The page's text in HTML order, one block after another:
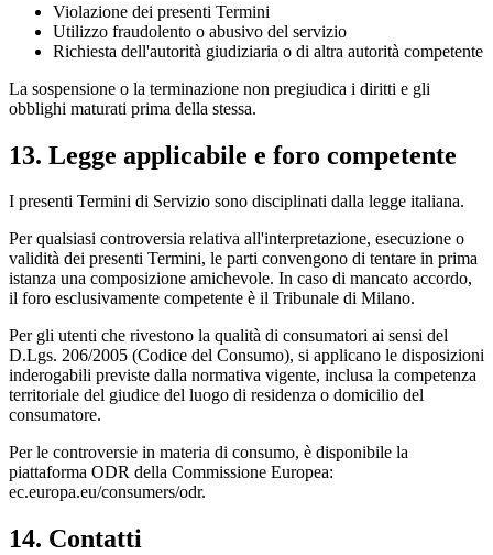
Violazione dei presenti Termini
Utilizzo fraudolento o abusivo del servizio
Richiesta dell'autorità giudiziaria o di altra autorità competente
La sospensione o la terminazione non pregiudica i diritti e gli
obblighi maturati prima della stessa.
13. Legge applicabile e foro competente
I presenti Termini di Servizio sono disciplinati dalla legge italiana.
Per qualsiasi controversia relativa all'interpretazione, esecuzione o
validità dei presenti Termini, le parti convengono di tentare in prima
istanza una composizione amichevole. In caso di mancato accordo,
il foro esclusivamente competente è il Tribunale di Milano.
Per gli utenti che rivestono la qualità di consumatori ai sensi del
D.Lgs. 206/2005 (Codice del Consumo), si applicano le disposizioni
inderogabili previste dalla normativa vigente, inclusa la competenza
territoriale del giudice del luogo di residenza o domicilio del
consumatore.
Per le controversie in materia di consumo, è disponibile la
piattaforma ODR della Commissione Europea:
ec.europa.eu/consumers/odr.
14. Contatti